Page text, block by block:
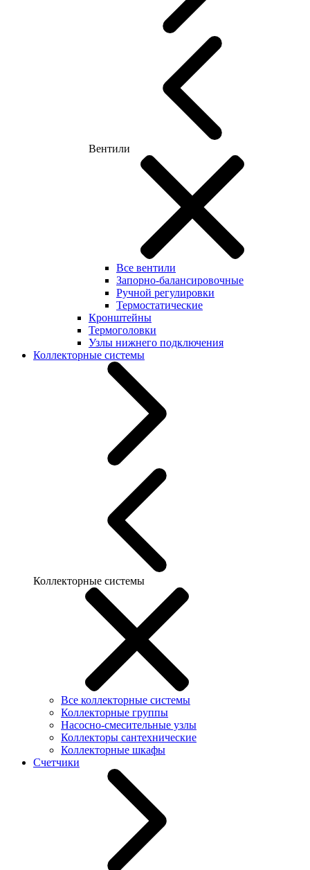
Вентили
Все вентили
Запорно-балансировочные
Ручной регулировки
Термостатические
Кронштейны
Термоголовки
Узлы нижнего подключения
Коллекторные системы
Коллекторные системы
Все коллекторные системы
Коллекторные группы
Насосно-смесительные узлы
Коллекторы сантехнические
Коллекторные шкафы
Счетчики